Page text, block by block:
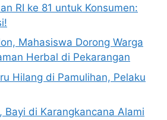
RI ke 81 untuk Konsumen:
Mahasiswa Dorong Warga
Herbal di Pekarangan
Hilang di Pamulihan, Pelaku
Bayi di Karangkancana Alami